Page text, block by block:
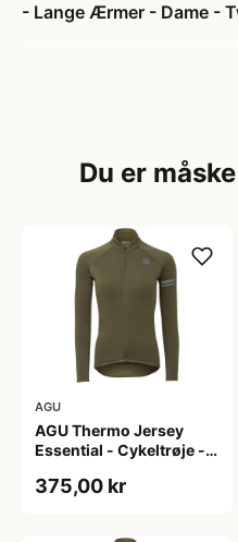
- Lange Ærmer - Dame -
Du er
AGU
AGU Thermo Jersey
Essential - Cykeltrøje -
L
375,00 kr